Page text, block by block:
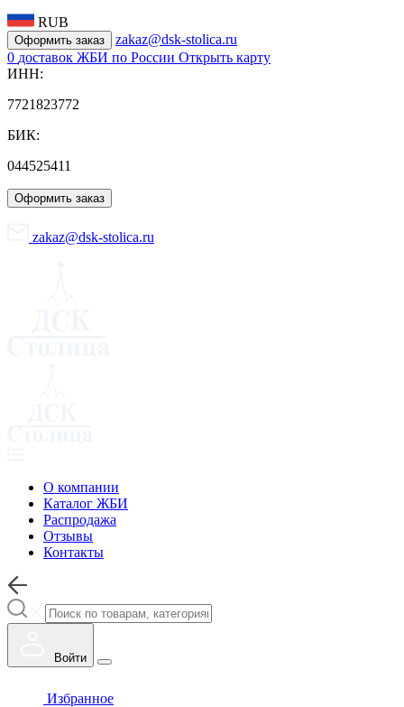
RUB
Оформить заказ
zakaz@dsk-stolica.ru
0 доставок ЖБИ по России Открыть карту
ИНН:
7721823772
БИК:
044525411
Оформить заказ
zakaz@dsk-stolica.ru
О компании
Каталог ЖБИ
Распродажа
Отзывы
Контакты
Войти
Избранное